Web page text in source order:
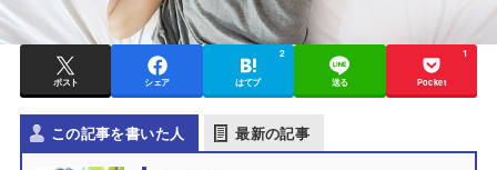
ポスト シェア はてブ
2
送る Pocket
1
この記事を書いた人 最新の記事